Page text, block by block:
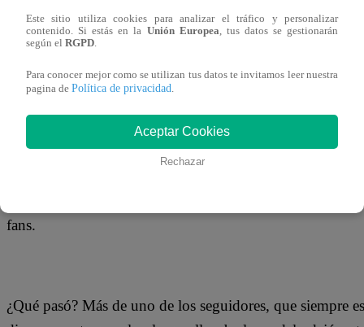
29 de agosto 2019
fans.
¿Qué pasó? Más de uno de los seguidores, que siempre
Este sitio utiliza cookies para analizar el tráfico y personalizar
contenido. Si estás en la Unión Europea , tus datos se gestionarán
según el RGPD
Para conocer mejor como se utilizan tus datos te invitamos leer nuestra
pagina de Política de privacidad
Aceptar Cookies
Rechazar